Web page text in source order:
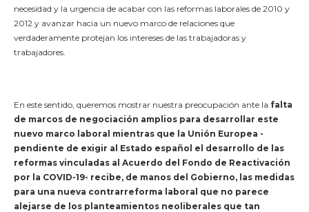
necesidad y la urgencia de acabar con las reformas laborales de 2010 y
2012 y avanzar hacia un nuevo marco de relaciones que
verdaderamente protejan los intereses de las trabajadoras y
trabajadores.
En este sentido, queremos mostrar nuestra preocupación ante la falta
de marcos de negociación amplios para desarrollar este
nuevo marco laboral mientras que la Unión Europea -
pendiente de exigir al Estado español el desarrollo de las
reformas vinculadas al Acuerdo del Fondo de Reactivación
por la COVID-19- recibe, de manos del Gobierno, las medidas
para una nueva contrarreforma laboral que no parece
alejarse de los planteamientos neoliberales que tan